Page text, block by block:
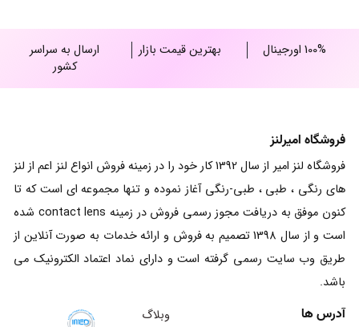
100% اورجینال بهترین قیمت بازار
ارسال به سراسر
کشور
فروشگاه امیرلنز
فروشگاه لنز امیر از سال 1392 کار خود را در زمینه فروش انواع لنز اعم از لنز
های رنگی ، طبی ، طبی-رنگی آغاز نموده و تنها مجموعه ای است که تا
کنون موفق به دریافت مجوز رسمی فروش در زمینه contact lens شده
است و از سال 1398 تصمیم به فروش و ارائه خدمات به صورت آنلاین از
طریق وب سایت رسمی گرفته است و دارای نماد اعتماد الکترونیک می
باشد.
آدرس ها
وبلاگ